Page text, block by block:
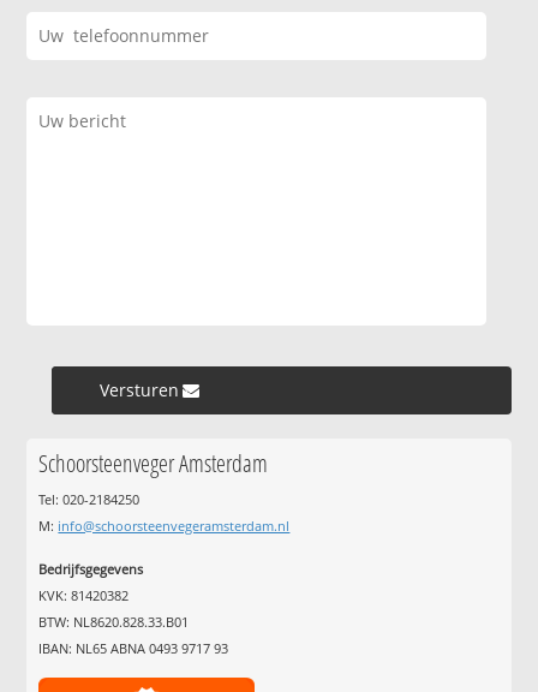
Versturen »
Schoorsteenveger Amsterdam
Tel: 020-2184250
M: info@schoorsteenvegeramsterdam.nl
Bedrijfsgegevens
KVK: 81420382
BTW: NL8620.828.33.B01
IBAN: NL65 ABNA 0493 9717 93